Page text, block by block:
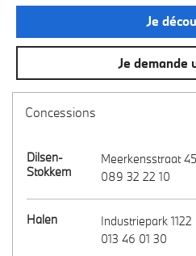
Je
Je demande
Concessions
Dilsen-
Stokkem
Meerkensstraat 45
089 32 22 10
Halen
Industriepark 1122
013 46 01 30